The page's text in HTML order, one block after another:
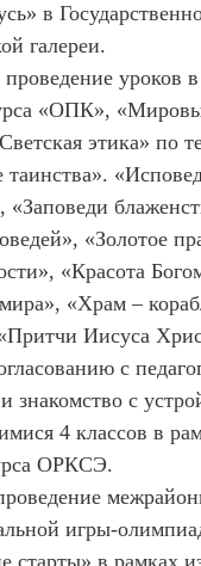
в
галереи.
уроков
«ОПК»,
этика» по
«Заповеди
«Золотое
«Красота
«Храм –
Иисуса
с
знакомство с
4 классов в
ОРКСЭ.
игры-
старты» в рамках